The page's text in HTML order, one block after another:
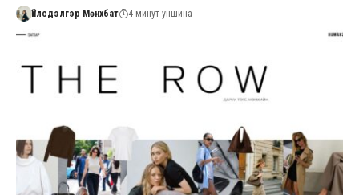
Үйлсдэлгэр Мөнхбат 4 минут уншина